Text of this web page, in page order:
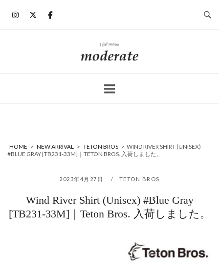
ホ
ー
HOME > NEW ARRIVAL > TETON BROS > WIND RIVER SHIRT (UNISEX)
#BLUE GRAY [TB231-33M]｜TETON BROS. 入荷しました。
2023年4月27日 TETON BROS
Wind River Shirt (Unisex) #Blue Gray
[TB231-33M]｜Teton Bros. 入荷しました。